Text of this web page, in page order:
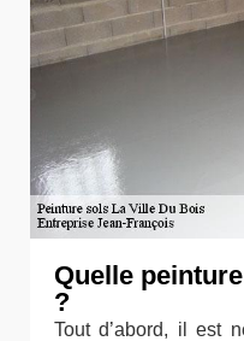
Quelle
?
Tout d’abord, il est